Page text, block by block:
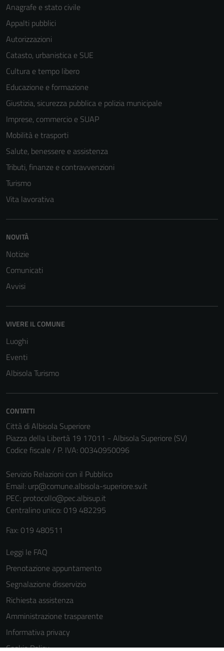
Anagrafe e stato civile
Appalti pubblici
Autorizzazioni
Catasto, urbanistica e SUE
Cultura e tempo libero
Educazione e formazione
Giustizia, sicurezza pubblica e polizia municipale
Imprese, commercio e SUAP
Mobilità e trasporti
Salute, benessere e assistenza
Tributi, finanze e contravvenzioni
Turismo
Vita lavorativa
NOVITÀ
Notizie
Comunicati
Avvisi
VIVERE IL COMUNE
Luoghi
Eventi
Albisola Turismo
CONTATTI
Città di Albisola Superiore
Piazza della Libertà 19 17011 - Albisola Superiore (SV)
Codice fiscale / P. IVA: 00340950096
Servizio Relazioni con il Pubblico
Email: urp@comune.albisola-superiore.sv.it
PEC: protocollo@pec.albisup.it
Centralino unico: 019 482295
Fax: 019 480511
Leggi le FAQ
Prenotazione appuntamento
Segnalazione disservizio
Richiesta assistenza
Amministrazione trasparente
Informativa privacy
Cookie Policy
sono necessari
per il
possono